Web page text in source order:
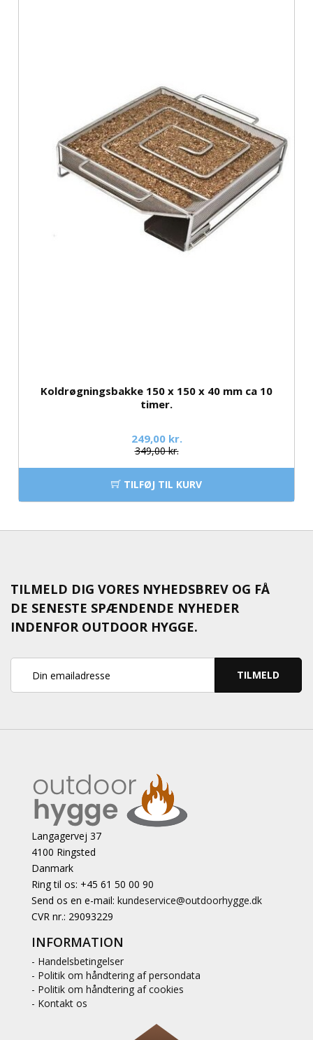
Koldrøgningsbakke 150 x 150 x 40 mm ca 10
timer.
249,00 kr.
349,00 kr.
TILFØJ TIL KURV
TILMELD DIG VORES NYHEDSBREV OG FÅ
DE SENESTE SPÆNDENDE NYHEDER
INDENFOR OUTDOOR HYGGE.
TILMELD
Langagervej 37
4100 Ringsted
Danmark
Ring til os: +45 61 50 00 90
Send os en e-mail: kundeservice@outdoorhygge.dk
CVR nr.: 29093229
INFORMATION
- Handelsbetingelser
- Politik om håndtering af persondata
- Politik om håndtering af cookies
- Kontakt os